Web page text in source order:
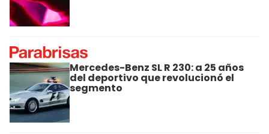
Mercedes-Benz SL R 230: a 25 años
del deportivo que revolucionó el
segmento